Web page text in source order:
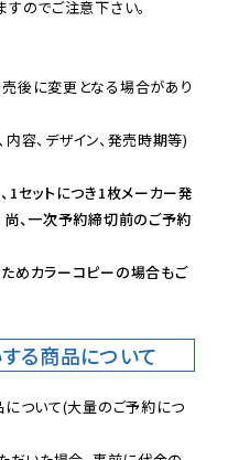
のでご注意下さい。
後に変更となる場合があり
容、デザイン、発売時期等)
セットにつき1枚メーカー発
尚、一次予約締切前のご予約
めカラーコピーの場合もご
る商品について
ついて(大量のご予約につ